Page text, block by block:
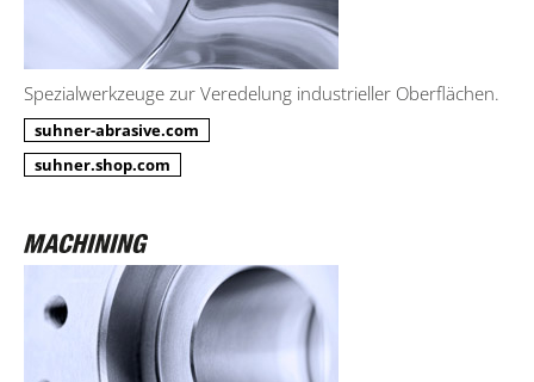
Spezialwerkzeuge zur Veredelung industrieller Oberflächen.
suhner-abrasive.com
suhner.shop.com